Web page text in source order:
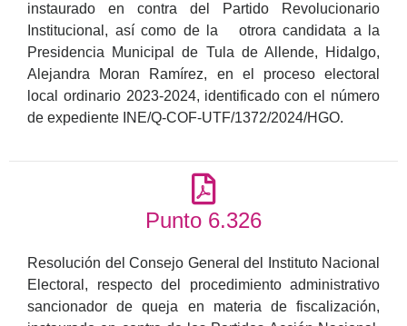
instaurado en contra del Partido Revolucionario
Institucional, así como de la otrora candidata a la
Presidencia Municipal de Tula de Allende, Hidalgo,
Alejandra Moran Ramírez, en el proceso electoral
local ordinario 2023-2024, identificado con el número
de expediente INE/Q-COF-UTF/1372/2024/HGO.
Punto 6.326
Resolución del Consejo General del Instituto Nacional
Electoral, respecto del procedimiento administrativo
sancionador de queja en materia de fiscalización,